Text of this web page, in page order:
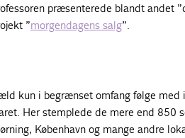
præsenterede blandt andet
”morgendagens salg”.
kun i begrænset omfang følge med
Her stemplede de mere end 850
København og mange andre